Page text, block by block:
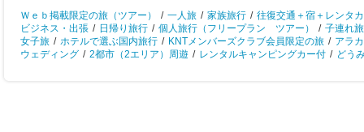
Ｗｅｂ掲載限定の旅（ツアー） / 一人旅 / 家族旅行 / 往復交通＋宿＋レンタ
ビジネス・出張 / 日帰り旅行 / 個人旅行（フリープラン ツアー） / 子連れ
女子旅 / ホテルで選ぶ国内旅行 / KNTメンバーズクラブ会員限定の旅 / アラ
ウェディング / 2都市（2エリア）周遊 / レンタルキャンピングカー付 / どう